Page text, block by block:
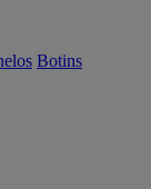
Botins